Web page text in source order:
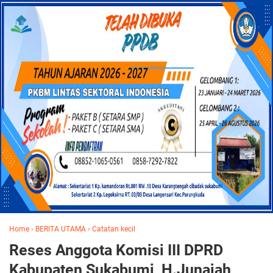
Home › BERITA UTAMA › Catatan kecil
Reses Anggota Komisi III DPRD